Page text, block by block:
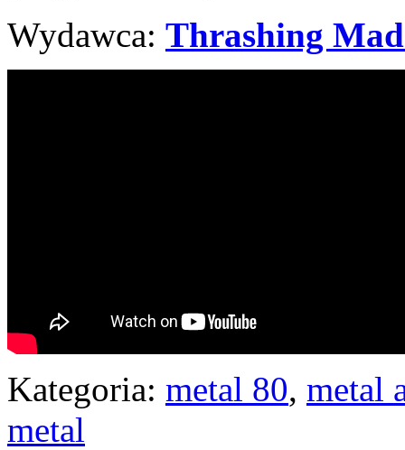
Wydawca: Thrashing
Kategoria: metal 80, metal
metal